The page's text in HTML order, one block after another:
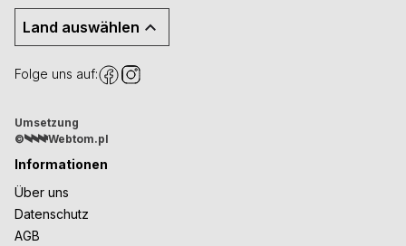
Land auswählen
Folge uns auf:
Umsetzung
©
Webtom.pl
Informationen
Über uns
Datenschutz
AGB